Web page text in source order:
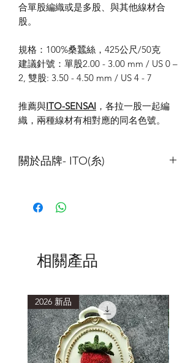
合單股編織或是多股、與其他線材合
股。
規格： 100%桑蠶絲， 425公尺 /50克
建議針號：單股2.00 - 3.00 mm / US 0 –
2, 雙股: 3.50 - 4.50 mm / US 4 - 7
推薦與ITO-SENSAI ，各拉一股一起編
織，兩種線材有相對應的同名色號。
關於品牌- ITO(糸)
透過合股，打造屬於自己風格的紗線
為出發點，這點與我們成立編織工作室
非常重視旗下紗線本身的風格、手
感與品質。他們的用料講究，販售的線
料，在日本製作。
相關產品
2026 新品